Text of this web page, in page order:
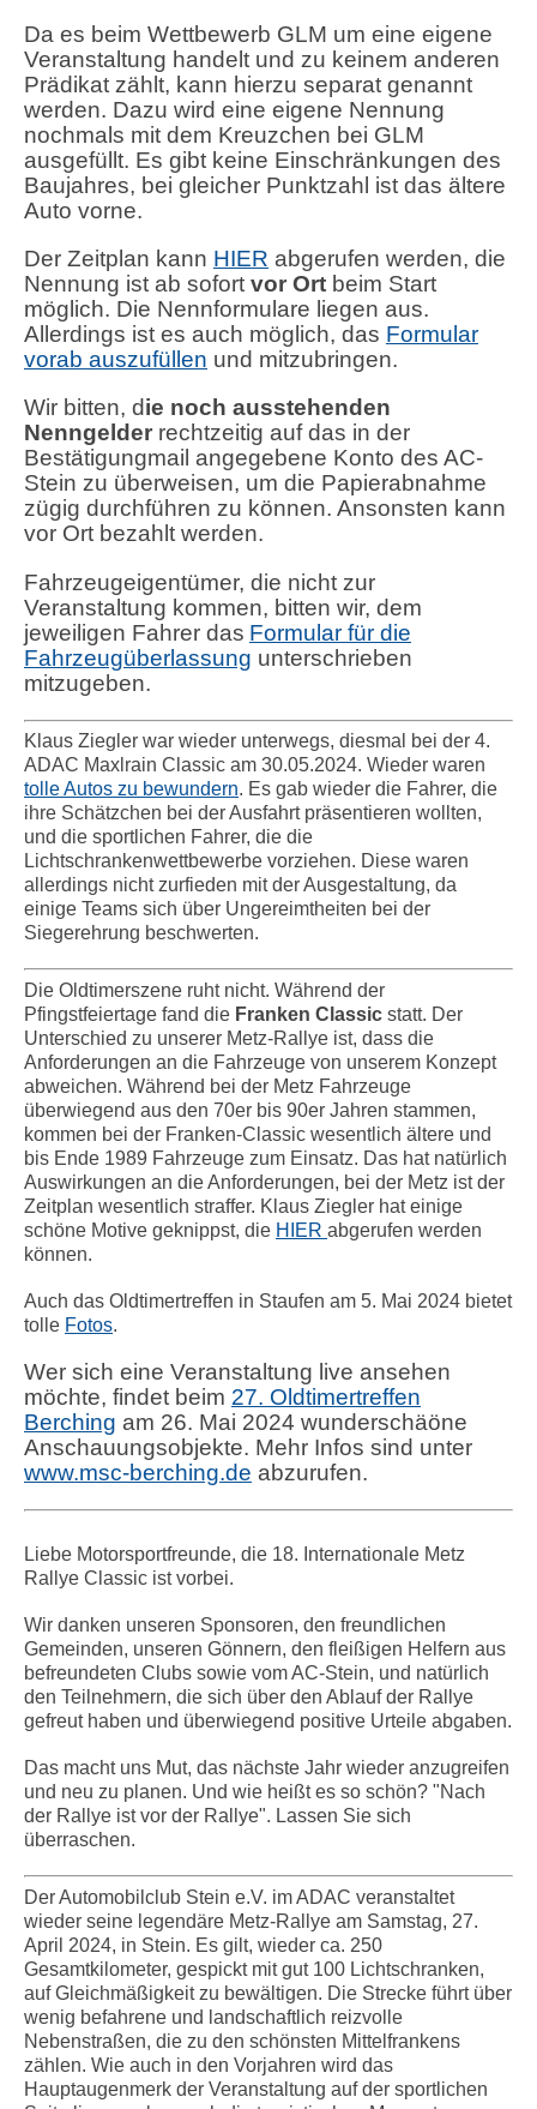
Da es beim Wettbewerb GLM um eine eigene
Veranstaltung handelt und zu keinem anderen
Prädikat zählt, kann hierzu separat genannt
werden. Dazu wird eine eigene Nennung
nochmals mit dem Kreuzchen bei GLM
ausgefüllt. Es gibt keine Einschränkungen des
Baujahres, bei gleicher Punktzahl ist das ältere
Auto vorne.
Der Zeitplan kann HIER abgerufen werden, die
Nennung ist ab sofort vor Ort beim Start
möglich. Die Nennformulare liegen aus.
Allerdings ist es auch möglich, das Formular
vorab auszufüllen und mitzubringen.
Wir bitten, die noch ausstehenden
Nenngelder rechtzeitig auf das in der
Bestätigungmail angegebene Konto des AC-
Stein zu überweisen, um die Papierabnahme
zügig durchführen zu können. Ansonsten kann
vor Ort bezahlt werden.
Fahrzeugeigentümer, die nicht zur
Veranstaltung kommen, bitten wir, dem
jeweiligen Fahrer das Formular für die
Fahrzeugüberlassung unterschrieben
mitzugeben.
Klaus Ziegler war wieder unterwegs, diesmal bei der 4.
ADAC Maxlrain Classic am 30.05.2024. Wieder waren
tolle Autos zu bewundern. Es gab wieder die Fahrer, die
ihre Schätzchen bei der Ausfahrt präsentieren wollten,
und die sportlichen Fahrer, die die
Lichtschrankenwettbewerbe vorziehen. Diese waren
allerdings nicht zurfieden mit der Ausgestaltung, da
einige Teams sich über Ungereimtheiten bei der
Siegerehrung beschwerten.
Die Oldtimerszene ruht nicht. Während der
Pfingstfeiertage fand die Franken Classic statt. Der
Unterschied zu unserer Metz-Rallye ist, dass die
Anforderungen an die Fahrzeuge von unserem Konzept
abweichen. Während bei der Metz Fahrzeuge
überwiegend aus den 70er bis 90er Jahren stammen,
kommen bei der Franken-Classic wesentlich ältere und
bis Ende 1989 Fahrzeuge zum Einsatz. Das hat natürlich
Auswirkungen an die Anforderungen, bei der Metz ist der
Zeitplan wesentlich straffer. Klaus Ziegler hat einige
schöne Motive geknippst, die HIER abgerufen werden
können.
Auch das Oldtimertreffen in Staufen am 5. Mai 2024 bietet
tolle Fotos.
Wer sich eine Veranstaltung live ansehen
möchte, findet beim 27. Oldtimertreffen
Berching am 26. Mai 2024 wunderschäöne
Anschauungsobjekte. Mehr Infos sind unter
www.msc-berching.de abzurufen.
Liebe Motorsportfreunde, die 18. Internationale Metz
Rallye Classic ist vorbei.
Wir danken unseren Sponsoren, den freundlichen
Gemeinden, unseren Gönnern, den fleißigen Helfern aus
befreundeten Clubs sowie vom AC-Stein, und natürlich
den Teilnehmern, die sich über den Ablauf der Rallye
gefreut haben und überwiegend positive Urteile abgaben.
Das macht uns Mut, das nächste Jahr wieder anzugreifen
und neu zu planen. Und wie heißt es so schön? "Nach
der Rallye ist vor der Rallye". Lassen Sie sich
überraschen.
Der Automobilclub Stein e.V. im ADAC veranstaltet
wieder seine legendäre Metz-Rallye am Samstag, 27.
April 2024, in Stein. Es gilt, wieder ca. 250
Gesamtkilometer, gespickt mit gut 100 Lichtschranken,
auf Gleichmäßigkeit zu bewältigen. Die Strecke führt über
wenig befahrene und landschaftlich reizvolle
Nebenstraßen, die zu den schönsten Mittelfrankens
zählen. Wie auch in den Vorjahren wird das
Hauptaugenmerk der Veranstaltung auf der sportlichen